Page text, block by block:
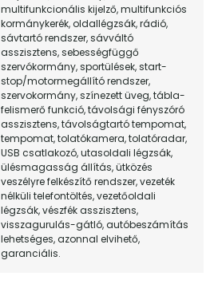
multifunkcionális kijelző, multifunkciós
kormánykerék, oldallégzsák, rádió,
sávtartó rendszer, sávváltó
asszisztens, sebességfüggő
szervókormány, sportülések, start-
stop/motormegállító rendszer,
szervokormány, színezett üveg, tábla-
felismerő funkció, távolsági fényszóró
asszisztens, távolságtartó tempomat,
tempomat, tolatókamera, tolatóradar,
USB csatlakozó, utasoldali légzsák,
ülésmagasság állítás, ütközés
veszélyre felkészítő rendszer, vezeték
nélküli telefontöltés, vezetőoldali
légzsák, vészfék asszisztens,
visszagurulás-gátló, autóbeszámítás
lehetséges, azonnal elvihető,
garanciális.